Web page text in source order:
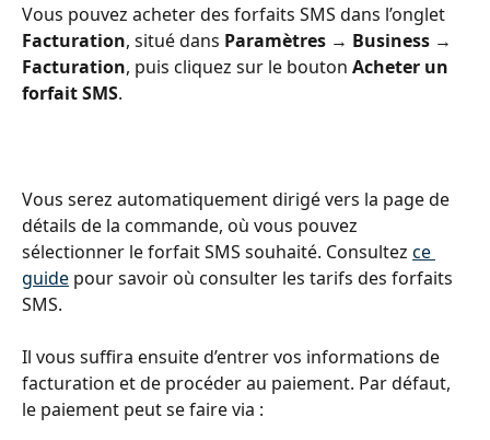
Vous pouvez acheter des forfaits SMS dans l’onglet
Facturation, situé dans Paramètres → Business →
Facturation, puis cliquez sur le bouton Acheter un
forfait SMS.
Vous serez automatiquement dirigé vers la page de
détails de la commande, où vous pouvez
sélectionner le forfait SMS souhaité. Consultez ce
guide pour savoir où consulter les tarifs des forfaits
SMS.
Il vous suffira ensuite d’entrer vos informations de
facturation et de procéder au paiement. Par défaut,
le paiement peut se faire via :